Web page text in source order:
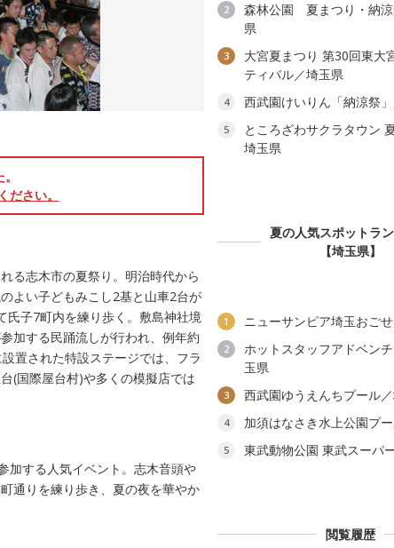
さい。
る志木市の夏祭り。明治時代から
よい子どもみこし2基と山車2台が
氏子7町内を練り歩く。敷島神社境
加する民踊流しが行われ、例年約
置された特設ステージでは、フラ
(国際屋台村)や多くの模擬店では
加する人気イベント。志木音頭や
通りを練り歩き、夏の夜を華やか
2
森林公園 夏まつり・納涼
県
3
大宮夏まつり 第30回東大
ティバル／埼玉県
4 西武園けいりん「納涼祭
5
ところざわサクラタウン
埼玉県
夏の人気スポットラ
【埼玉県】
1 ニューサンピア埼玉おご
2
ホットスタッフアドベン
玉県
3 西武園ゆうえんちプール
4 加須はなさき水上公園プ
5
東武動物公園 東武スーパ
閲覧履歴